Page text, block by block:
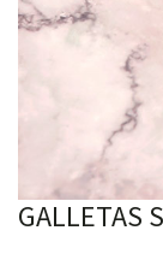
GALLETAS